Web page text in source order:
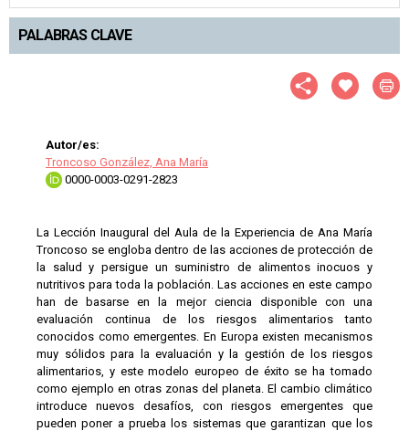
PALABRAS CLAVE
Autor/es:
Troncoso González, Ana María
0000-0003-0291-2823
La Lección Inaugural del Aula de la Experiencia de Ana María
Troncoso se engloba dentro de las acciones de protección de
la salud y persigue un suministro de alimentos inocuos y
nutritivos para toda la población. Las acciones en este campo
han de basarse en la mejor ciencia disponible con una
evaluación continua de los riesgos alimentarios tanto
conocidos como emergentes. En Europa existen mecanismos
muy sólidos para la evaluación y la gestión de los riesgos
alimentarios, y este modelo europeo de éxito se ha tomado
como ejemplo en otras zonas del planeta. El cambio climático
introduce nuevos desafíos, con riesgos emergentes que
pueden poner a prueba los sistemas que garantizan que los